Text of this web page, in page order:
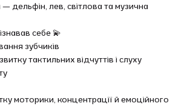
дельфін, лев, світлова та музична
себе 💫
зубчиків
тактильних відчуттів і слуху
моторики, концентрації й емоційного